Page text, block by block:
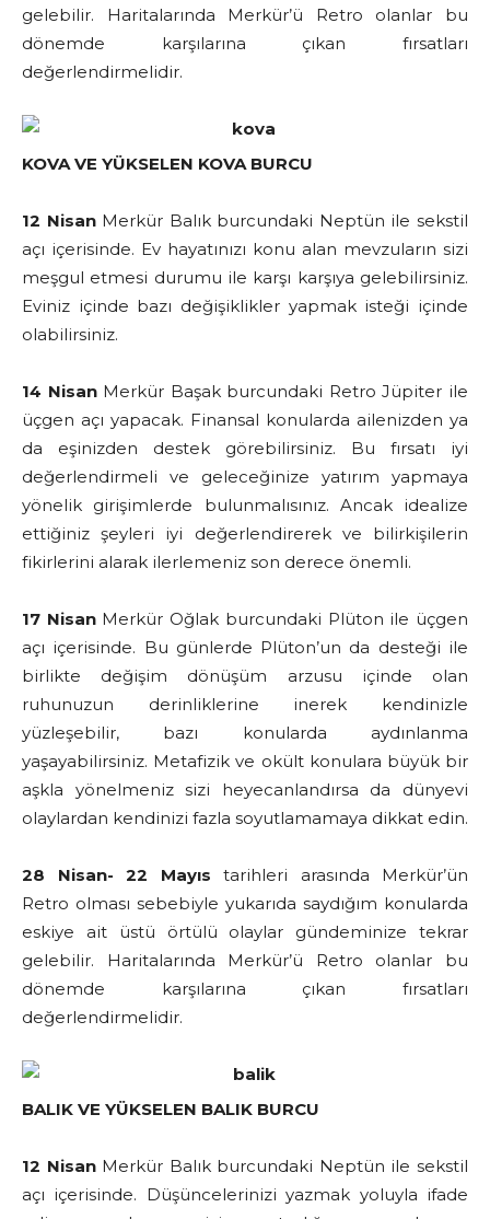
gelebilir. Haritalarında Merkür’ü Retro olanlar bu
dönemde karşılarına çıkan fırsatları
değerlendirmelidir.
KOVA VE YÜKSELEN KOVA BURCU
12 NisanMerkür Balık burcundaki Neptün ile sekstil
açı içerisinde. Ev hayatınızı konu alan mevzuların sizi
meşgul etmesi durumu ile karşı karşıya gelebilirsiniz.
Eviniz içinde bazı değişiklikler yapmak isteği içinde
olabilirsiniz.
14 NisanMerkür Başak burcundaki Retro Jüpiter ile
üçgen açı yapacak. Finansal konularda ailenizden ya
da eşinizden destek görebilirsiniz. Bu fırsatı iyi
değerlendirmeli ve geleceğinize yatırım yapmaya
yönelik girişimlerde bulunmalısınız. Ancak idealize
ettiğiniz şeyleri iyi değerlendirerek ve bilirkişilerin
fikirlerini alarak ilerlemeniz son derece önemli.
17 NisanMerkür Oğlak burcundaki Plüton ile üçgen
açı içerisinde. Bu günlerde Plüton’un da desteği ile
birlikte değişim dönüşüm arzusu içinde olan
ruhunuzun derinliklerine inerek kendinizle
yüzleşebilir, bazı konularda aydınlanma
yaşayabilirsiniz. Metafizik ve okült konulara büyük bir
aşkla yönelmeniz sizi heyecanlandırsa da dünyevi
olaylardan kendinizi fazla soyutlamamaya dikkat edin.
28 Nisan- 22 Mayıs tarihleri arasında Merkür’ün
Retro olması sebebiyle yukarıda saydığım konularda
eskiye ait üstü örtülü olaylar gündeminize tekrar
gelebilir. Haritalarında Merkür’ü Retro olanlar bu
dönemde karşılarına çıkan fırsatları
değerlendirmelidir.
BALIK VE YÜKSELEN BALIK BURCU
12 NisanMerkür Balık burcundaki Neptün ile sekstil
açı içerisinde. Düşüncelerinizi yazmak yoluyla ifade